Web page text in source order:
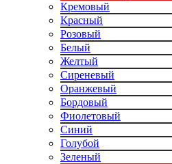
Кремовый
Красный
Розовый
Белый
Желтый
Сиреневый
Оранжевый
Бордовый
Фиолетовый
Синий
Голубой
Зеленый